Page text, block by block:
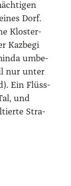
Dorf.
Klos­ter­
Kaz­be­gi
umbe­
nur unter
Ein Flüss­
und
Stra­